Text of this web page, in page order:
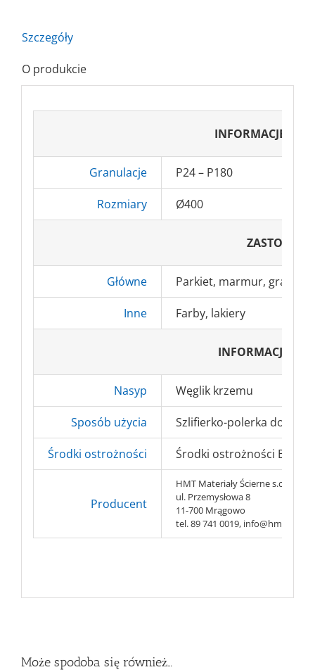
KRZEMU
C-
F/C-
Szczegóły
O produkcie
INFORMACJE
Granulacje P24 – P180
Rozmiary Ø400
Główne Parkiet, marmur, granit,
Inne Farby, lakiery
INFORMACJE
Nasyp Węglik krzemu
Sposób użycia Szlifierko-polerka do
Środki ostrożności Środki ostrożności BHP
Producent
HMT Materiały Ścierne s.c.
ul. Przemysłowa 8
11-700 Mrągowo
tel. 89 741 0019, info@hmt-abr.pl
Może spodoba się również…